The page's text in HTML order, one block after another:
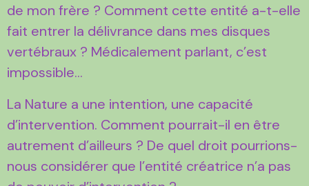
de mon frère ? Comment cette entité a-t-elle
fait entrer la délivrance dans mes disques
vertébraux ? Médicalement parlant, c’est
impossible…
La Nature a une intention, une capacité
d’intervention. Comment pourrait-il en être
autrement d’ailleurs ? De quel droit pourrions-
nous considérer que l’entité créatrice n’a pas